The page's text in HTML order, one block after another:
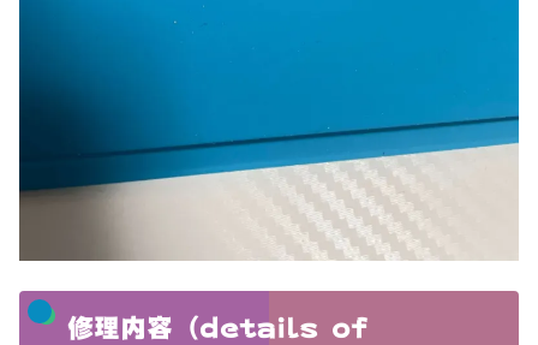
修理内容（details of